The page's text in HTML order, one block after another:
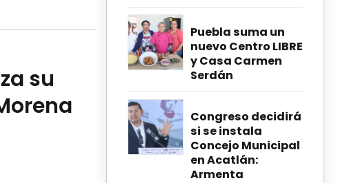
su
Puebla suma un
nuevo Centro LIBRE
y Casa Carmen
Serdán
Congreso decidirá
si se instala
Concejo Municipal
en Acatlán:
Armenta